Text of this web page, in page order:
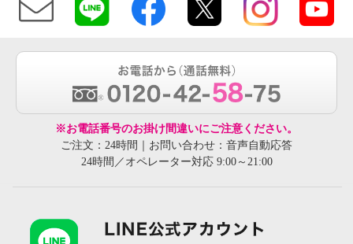
※お電話番号のお掛け間違いにご注意ください。
ご注文：24時間｜お問い合わせ：音声自動応答
24時間／オペレーター対応 9:00～21:00